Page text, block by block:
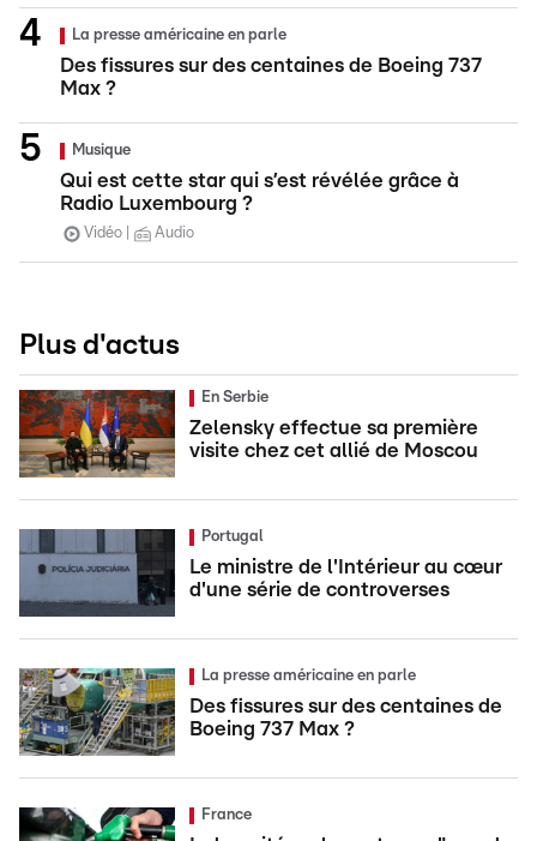
La presse américaine en parle
Des fissures sur des centaines de Boeing 737
Max ?
Musique
Qui est cette star qui s’est révélée grâce à
Radio Luxembourg ?
Vidéo Audio
Plus d'actus
En Serbie
Zelensky effectue sa première
visite chez cet allié de Moscou
Portugal
Le ministre de l'Intérieur au cœur
d'une série de controverses
La presse américaine en parle
Des fissures sur des centaines de
Boeing 737 Max ?
France